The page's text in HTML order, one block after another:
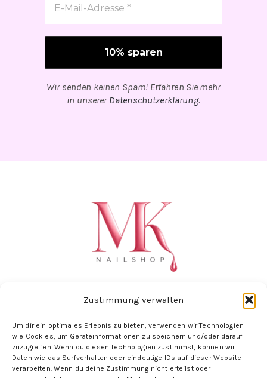
Zustimmung verwalten
Um dir ein optimales Erlebnis zu bieten, verwenden wir Technologien
wie Cookies, um Geräteinformationen zu speichern und/oder darauf
zuzugreifen. Wenn du diesen Technologien zustimmst, können wir
Daten wie das Surfverhalten oder eindeutige IDs auf dieser Website
verarbeiten. Wenn du deine Zustimmung nicht erteilst oder
Wir senden keinen Spam! Erfahren Sie mehr
in unserer Datenschutzerklärung.
Folge uns hier: